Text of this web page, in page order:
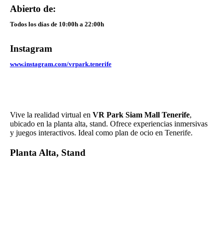
Abierto de:
Todos los días de 10:00h a 22:00h
Instagram
www.instagram.com/vrpark.tenerife
Vive la realidad virtual en VR Park Siam Mall Tenerife,
ubicado en la planta alta, stand. Ofrece experiencias inmersivas
y juegos interactivos. Ideal como plan de ocio en Tenerife.
Planta Alta, Stand